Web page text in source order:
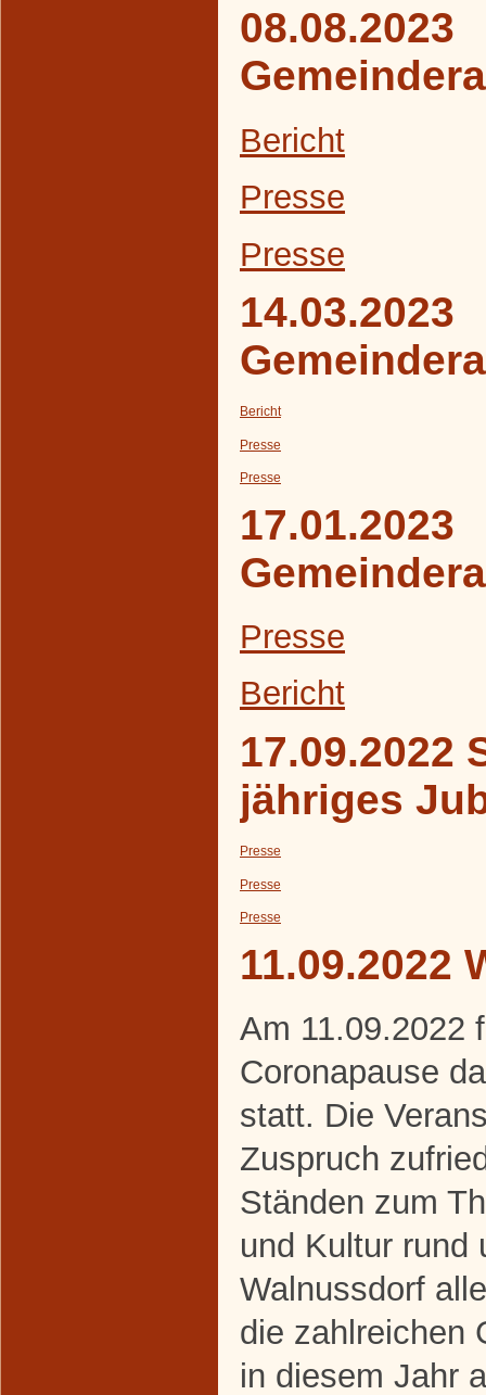
08.08.2023
Bericht
Presse
Presse
14.03.2023
Bericht
Presse
Presse
17.01.2023
Presse
Bericht
17.09.2022
jähriges
Presse
Presse
Presse
11.09.2022
Am 11.09.2022
Coronapause
statt. Die
Zuspruch
Ständen zum
und Kultur rund
Walnussdorf
die zahlreichen
in diesem Jahr